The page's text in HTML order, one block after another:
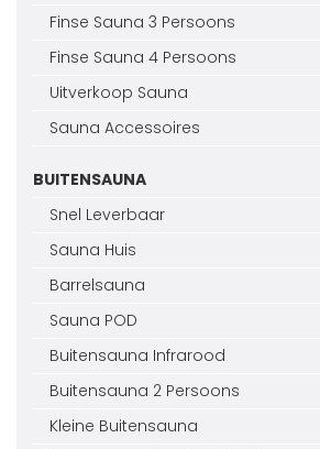
Finse Sauna 3 Persoons
Finse Sauna 4 Persoons
Uitverkoop Sauna
Sauna Accessoires
BUITENSAUNA
Snel Leverbaar
Sauna Huis
Barrelsauna
Sauna POD
Buitensauna Infrarood
Buitensauna 2 Persoons
Kleine Buitensauna